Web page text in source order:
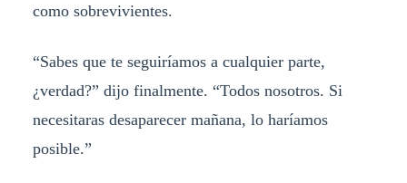
como sobrevivientes.
“Sabes que te seguiríamos a cualquier parte,
¿verdad?” dijo finalmente. “Todos nosotros. Si
necesitaras desaparecer mañana, lo haríamos
posible.”